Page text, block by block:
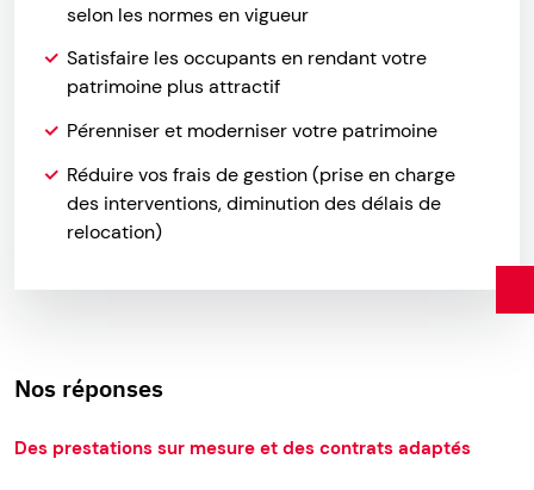
selon les normes en vigueur
Satisfaire les occupants en rendant votre
patrimoine plus attractif
Pérenniser et moderniser votre patrimoine
Réduire vos frais de gestion (prise en charge
des interventions, diminution des délais de
relocation)
Nos réponses
Des prestations sur mesure et des contrats adaptés